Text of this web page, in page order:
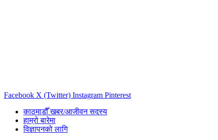
Facebook X (Twitter) Instagram Pinterest
काठमाडौँ खबर/आजीवन सदस्य
हाम्रो बारेमा
विज्ञापनको लागि